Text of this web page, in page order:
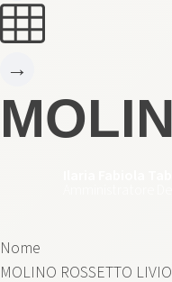
→
Nome
MOLINO ROSSETTO